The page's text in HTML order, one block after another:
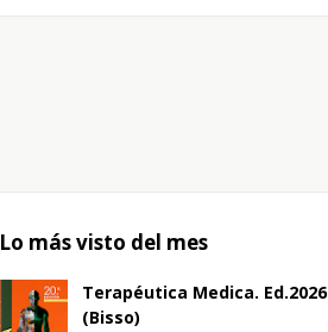
Lo más visto del mes
Terapéutica Medica. Ed.2026
(Bisso)